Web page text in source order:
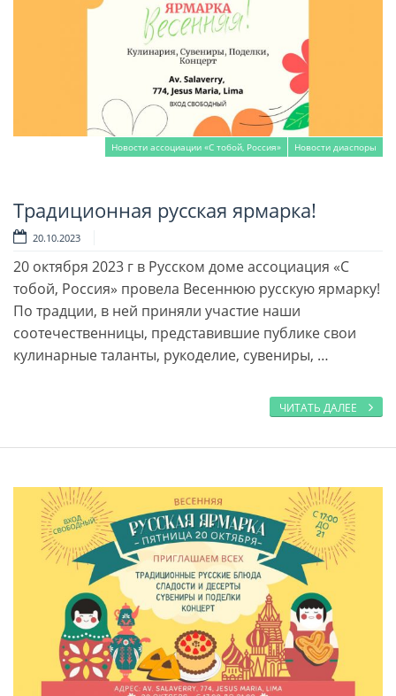
Новости ассоциации «С тобой, Россия» Новости диаспоры
Читать далее
Традиционная русская ярмарка!
20.10.2023
20 октября 2023 г в Русском доме ассоциация «С
тобой, Россия» провела Весеннюю русскую ярмарку!
По традции, в ней приняли участие наши
соотечественницы, представившие публике свои
кулинарные таланты, рукоделие, сувениры, …
ЧИТАТЬ ДАЛЕЕ